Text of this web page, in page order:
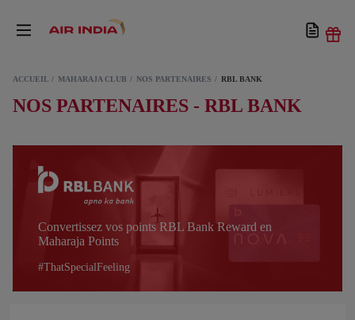
ACCUEIL MAHARAJA CLUB NOS PARTENAIRES RBL BANK
NOS PARTENAIRES - RBL BANK
Convertissez vos points RBL Bank Reward en
Maharaja Points
#ThatSpecialFeeling